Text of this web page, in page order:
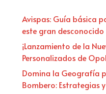
Avispas: Guía básica
este gran desconocido
¡Lanzamiento de la
Personalizados de
Domina la Geografía
Bombero: Estrategias